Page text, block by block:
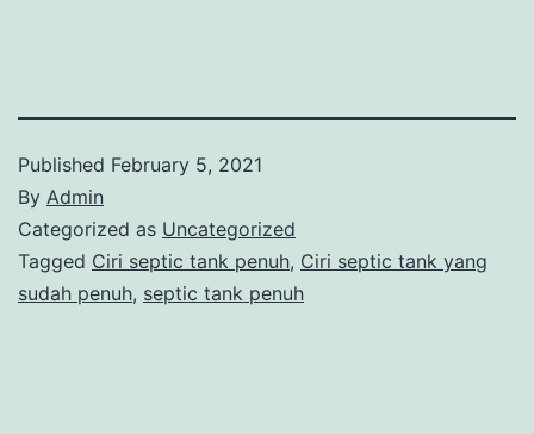
Published February 5, 2021
By Admin
Categorized as Uncategorized
Tagged Ciri septic tank penuh, Ciri septic tank yang
sudah penuh, septic tank penuh